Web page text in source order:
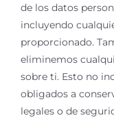
de los datos
incluyendo
proporcionado.
eliminemos
sobre ti. Esto no
obligados a
legales o de